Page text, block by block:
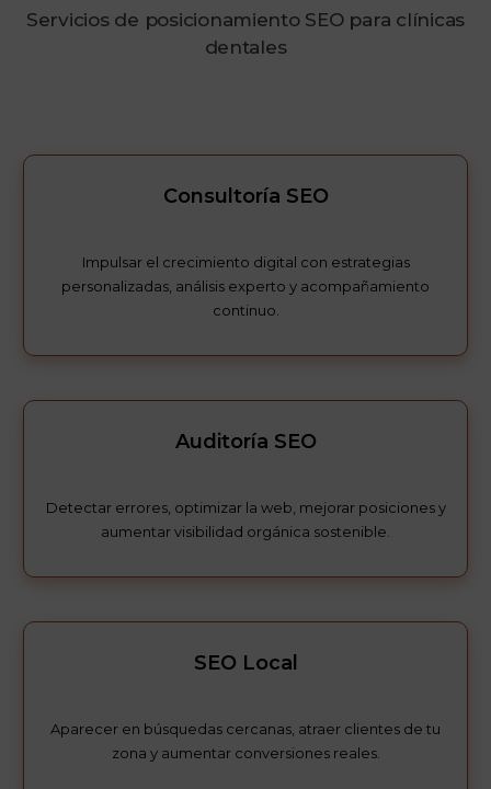
Servicios de posicionamiento SEO para clínicas
dentales
Consultoría SEO
Impulsar el crecimiento digital con estrategias
personalizadas, análisis experto y acompañamiento
continuo.
Auditoría SEO
Detectar errores, optimizar la web, mejorar posiciones y
aumentar visibilidad orgánica sostenible.
SEO Local
Aparecer en búsquedas cercanas, atraer clientes de tu
zona y aumentar conversiones reales.